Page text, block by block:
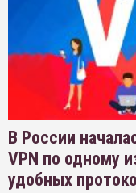
В России
VPN по одному
удобных